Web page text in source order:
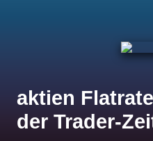
aktien
der Trader-